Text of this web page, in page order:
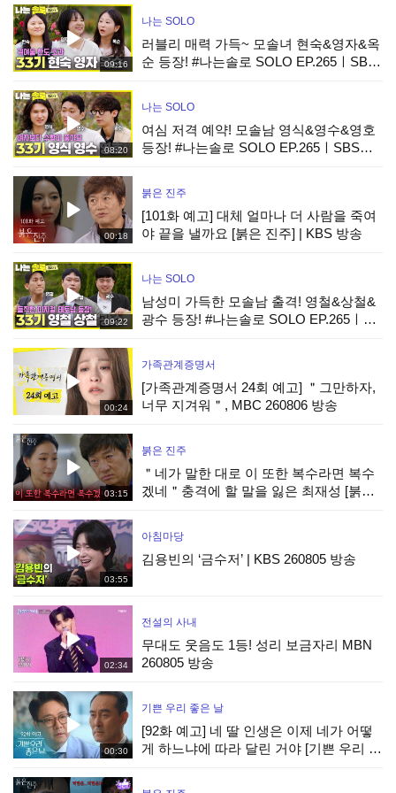
09:16
나는 SOLO
러블리 매력 가득~ 모솔녀 현숙&영자&옥
순 등장! #나는솔로 SOLO EP.265ㅣSBS
08:20
나는 SOLO
여심 저격 예약! 모솔남 영식&영수&영호
등장! #나는솔로 SOLO EP.265ㅣSBS
00:18
붉은 진주
[101화 예고] 대체 얼마나 더 사람을 죽여
야 끝을 낼까요 [붉은 진주] | KBS 방송
09:22
나는 SOLO
남성미 가득한 모솔남 출격! 영철&상철&
광수 등장! #나는솔로 SOLO EP.265ㅣ
00:24
가족관계증명서
[가족관계증명서 24회 예고] ＂그만하자,
너무 지겨워＂, MBC 260806 방송
03:15
붉은 진주
＂네가 말한 대로 이 또한 복수라면 복수
겠네＂충격에 할 말을 잃은 최재성 [붉은
03:55
아침마당
김용빈의 ‘금수저’ | KBS 260805 방송
02:34
전설의 사내
무대도 웃음도 1등! 성리 보금자리 MBN
260805 방송
00:30
기쁜 우리 좋은 날
[92화 예고] 네 딸 인생은 이제 네가 어떻
게 하느냐에 따라 달린 거야 [기쁜 우리 좋